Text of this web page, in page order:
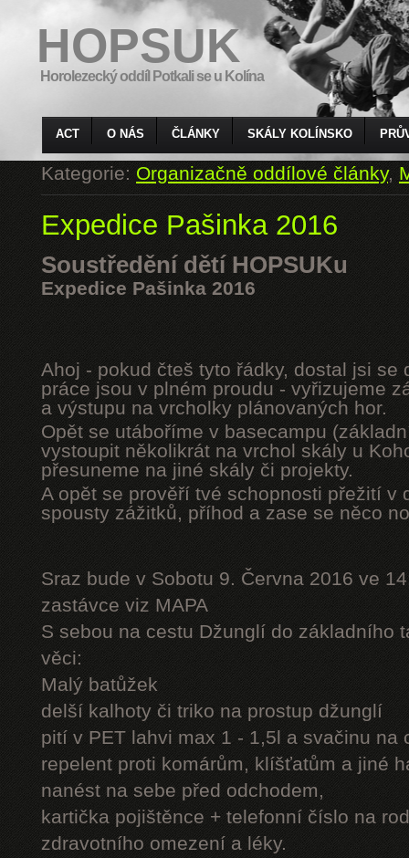
HOPSUK
Horolezecký oddíl Potkali se u Kolína
ACT O NÁS ČLÁNKY SKÁLY KOLÍNSKO
Kategorie:Organizačně oddílové články,
Expedice Pašinka 2016
Soustředění dětí HOPSUKu
Expedice Pašinka 2016
Ahoj - pokud čteš tyto řádky, dostal jsi se
práce jsou v plném proudu - vyřizujeme
a výstupu na vrcholky plánovaných hor.
Opět se utáboříme v basecampu
vystoupit několikrát na vrchol skály u
přesuneme na jiné skály či projekty.
A opět se prověří tvé schopnosti přežití v
spousty zážitků, příhod a zase se něco
Sraz bude v Sobotu 9. Června 2016 ve
zastávce viz MAPA
S sebou na cestu Džunglí do základního
věci:
Malý batůžek
delší kalhoty či triko na prostup džunglí
pití v PET lahvi max 1 - 1,5l a svačinu na
repelent proti komárům, klíšťatům a jiné
nanést na sebe před odchodem,
kartička pojištěnce + telefonní číslo na
zdravotního omezení a léky.